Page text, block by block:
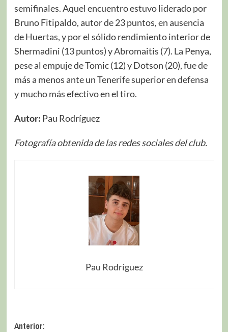
semifinales. Aquel encuentro estuvo liderado por
Bruno Fitipaldo, autor de 23 puntos, en ausencia
de Huertas, y por el sólido rendimiento interior de
Shermadini (13 puntos) y Abromaitis (7). La Penya,
pese al empuje de Tomic (12) y Dotson (20), fue de
más a menos ante un Tenerife superior en defensa
y mucho más efectivo en el tiro.
Autor: Pau Rodríguez
Fotografía obtenida de las redes sociales del club.
Pau Rodríguez
Anterior: